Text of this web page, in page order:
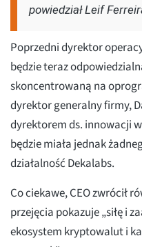
powiedział Leif
Poprzedni dyrektor
będzie teraz
skoncentrowaną na
dyrektor generalny firmy,
dyrektorem ds. innowacji
będzie miała jednak
działalność Dekalabs.
Co ciekawe, CEO zwrócił
przejęcia pokazuje „siłę i
ekosystem kryptowalut i